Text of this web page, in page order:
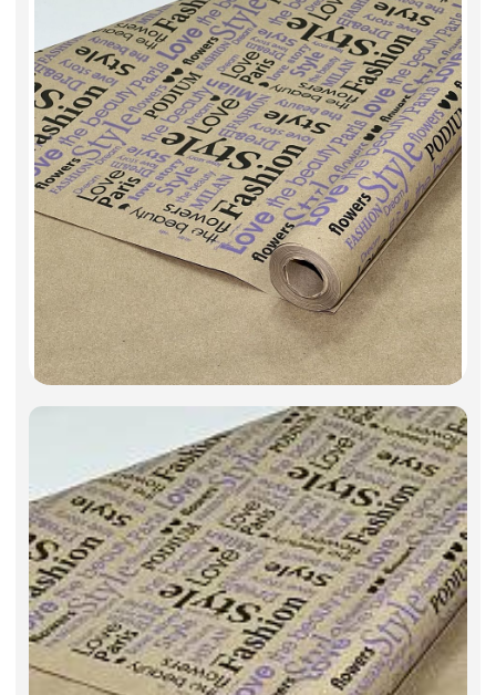
Свечи
Игрушки мягкие
Изделия из металла
Сухоцветы